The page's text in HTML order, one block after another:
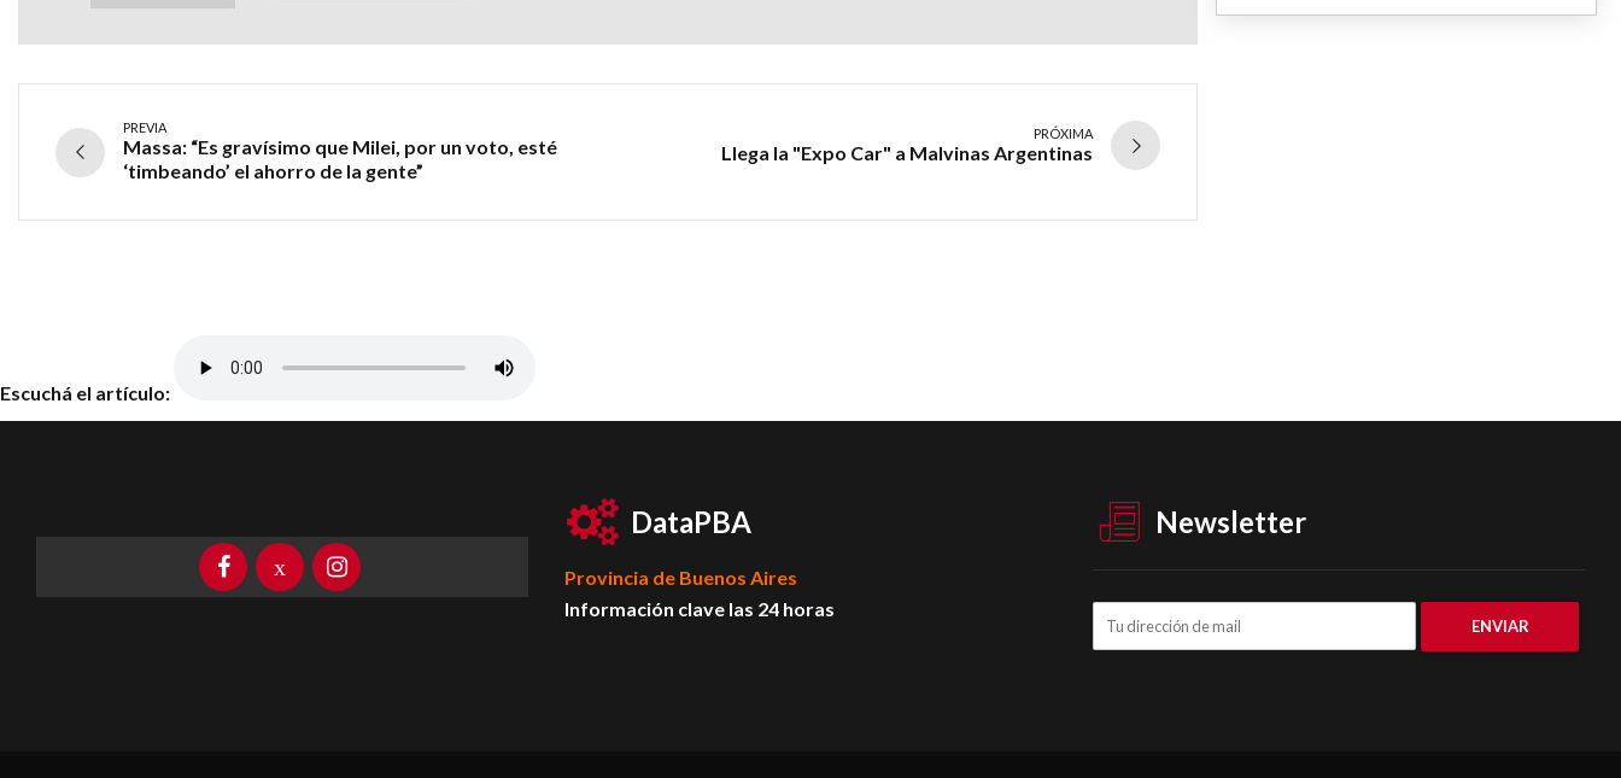
PREVIA
Massa: “Es gravísimo que Milei, por un voto, esté
‘timbeando’ el ahorro de la gente”
PRÓXIMA
Llega la "Expo Car" a Malvinas Argentinas
Escuchá el artículo:
DataPBA
Provincia de Buenos Aires
Información clave las 24 horas
Newsletter